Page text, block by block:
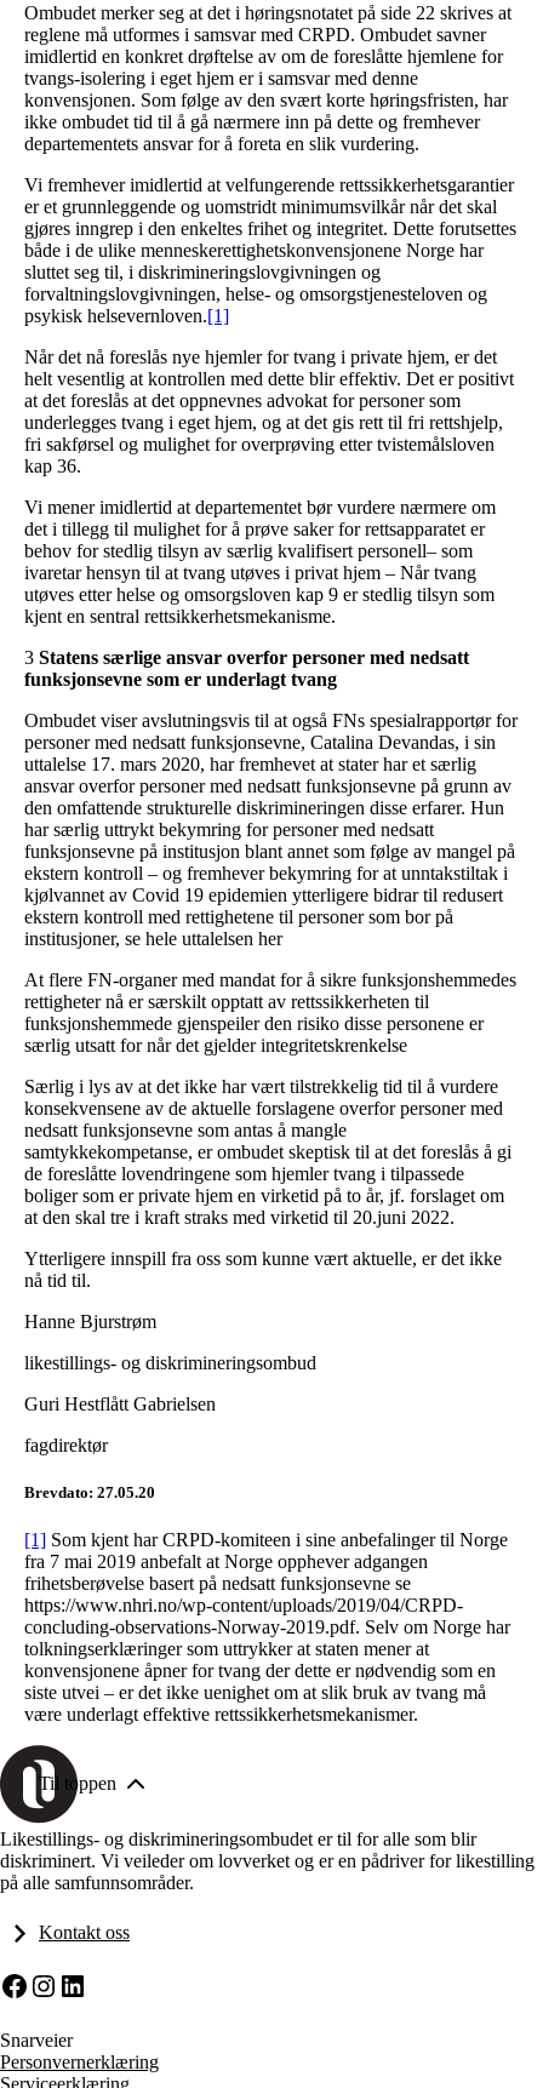
Ombudet merker seg at det i høringsnotatet på side 22 skrives at
reglene må utformes i samsvar med CRPD. Ombudet savner
imidlertid en konkret drøftelse av om de foreslåtte hjemlene for
tvangs-isolering i eget hjem er i samsvar med denne
konvensjonen. Som følge av den svært korte høringsfristen, har
ikke ombudet tid til å gå nærmere inn på dette og fremhever
departementets ansvar for å foreta en slik vurdering.
Vi fremhever imidlertid at velfungerende rettssikkerhetsgarantier
er et grunnleggende og uomstridt minimumsvilkår når det skal
gjøres inngrep i den enkeltes frihet og integritet. Dette forutsettes
både i de ulike menneskerettighetskonvensjonene Norge har
sluttet seg til, i diskrimineringslovgivningen og
forvaltningslovgivningen, helse- og omsorgstjenesteloven og
psykisk helsevernloven.[1]
Når det nå foreslås nye hjemler for tvang i private hjem, er det
helt vesentlig at kontrollen med dette blir effektiv. Det er positivt
at det foreslås at det oppnevnes advokat for personer som
underlegges tvang i eget hjem, og at det gis rett til fri rettshjelp,
fri sakførsel og mulighet for overprøving etter tvistemålsloven
kap 36.
Vi mener imidlertid at departementet bør vurdere nærmere om
det i tillegg til mulighet for å prøve saker for rettsapparatet er
behov for stedlig tilsyn av særlig kvalifisert personell– som
ivaretar hensyn til at tvang utøves i privat hjem – Når tvang
utøves etter helse og omsorgsloven kap 9 er stedlig tilsyn som
kjent en sentral rettsikkerhetsmekanisme.
3 Statens særlige ansvar overfor personer med nedsatt
funksjonsevne som er underlagt tvang
Ombudet viser avslutningsvis til at også FNs spesialrapportør for
personer med nedsatt funksjonsevne, Catalina Devandas, i sin
uttalelse 17. mars 2020, har fremhevet at stater har et særlig
ansvar overfor personer med nedsatt funksjonsevne på grunn av
den omfattende strukturelle diskrimineringen disse erfarer. Hun
har særlig uttrykt bekymring for personer med nedsatt
funksjonsevne på institusjon blant annet som følge av mangel på
ekstern kontroll – og fremhever bekymring for at unntakstiltak i
kjølvannet av Covid 19 epidemien ytterligere bidrar til redusert
ekstern kontroll med rettighetene til personer som bor på
institusjoner, se hele uttalelsen her
At flere FN-organer med mandat for å sikre funksjonshemmedes
rettigheter nå er særskilt opptatt av rettssikkerheten til
funksjonshemmede gjenspeiler den risiko disse personene er
særlig utsatt for når det gjelder integritetskrenkelse
Særlig i lys av at det ikke har vært tilstrekkelig tid til å vurdere
konsekvensene av de aktuelle forslagene overfor personer med
nedsatt funksjonsevne som antas å mangle
samtykkekompetanse, er ombudet skeptisk til at det foreslås å gi
de foreslåtte lovendringene som hjemler tvang i tilpassede
boliger som er private hjem en virketid på to år, jf. forslaget om
at den skal tre i kraft straks med virketid til 20.juni 2022.
Ytterligere innspill fra oss som kunne vært aktuelle, er det ikke
nå tid til.
Hanne Bjurstrøm
likestillings- og diskrimineringsombud
Guri Hestflått Gabrielsen
fagdirektør
Brevdato: 27.05.20
[1] Som kjent har CRPD-komiteen i sine anbefalinger til Norge
fra 7 mai 2019 anbefalt at Norge opphever adgangen
frihetsberøvelse basert på nedsatt funksjonsevne se
https://www.nhri.no/wp-content/uploads/2019/04/CRPD-
concluding-observations-Norway-2019.pdf. Selv om Norge har
tolkningserklæringer som uttrykker at staten mener at
konvensjonene åpner for tvang der dette er nødvendig som en
siste utvei – er det ikke uenighet om at slik bruk av tvang må
være underlagt effektive rettssikkerhetsmekanismer.
Til toppen
Likestillings- og diskrimineringsombudet er til for alle som blir
diskriminert. Vi veileder om lovverket og er en pådriver for likestilling
på alle samfunnsområder.
Kontakt oss
Facebook
Instagram
LinkedIn
Snarveier
Personvernerklæring
Serviceerklæring